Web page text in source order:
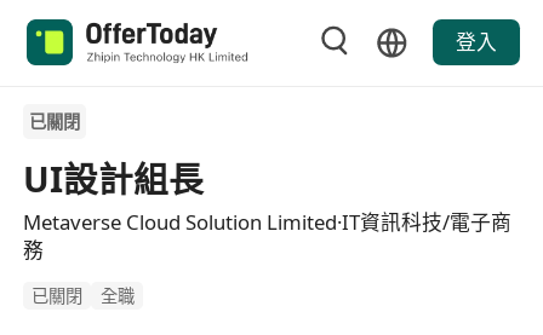
登入
已關閉
UI設計組長
Metaverse Cloud Solution Limited·IT資訊科技/電子商
務
已關閉 全職